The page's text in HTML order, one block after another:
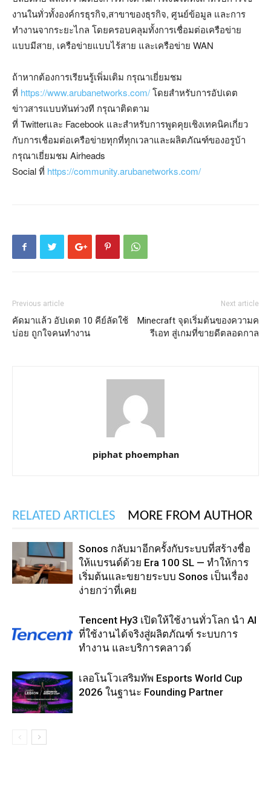
งานในทั่วทั้งองค์กรธุรกิจ,สาขาของธุรกิจ, ศูนย์ข้อมูล และการ
ทำงานจากระยะไกล โดยครอบคลุมทั้งการเชื่อมต่อเครือข่าย
แบบมีสาย, เครือข่ายแบบไร้สาย และเครือข่าย WAN
ถ้าหากต้องการเรียนรู้เพิ่มเติม กรุณาเยี่ยมชม
ที่ https://www.arubanetworks.com/โดยสำหรับการอัปเดต
ข่าวสารแบบทันท่วงที กรุณาติดตาม
ที่ Twitterและ Facebook และสำหรับการพูดคุยเชิงเทคนิคเกี่ยว
กับการเชื่อมต่อเครือข่ายทุกที่ทุกเวลาและผลิตภัณฑ์ของอรูบ้า
กรุณาเยี่ยมชม Airheads
Social ที่ https://community.arubanetworks.com/
Previous article
คัดมาแล้ว อัปเดต 10 คีย์ลัดใช้
บ่อย ถูกใจคนทำงาน
Next article
Minecraft จุดเริ่มต้นของความค
รีเอท สู่เกมที่ขายดีตลอดกาล
piphat phoemphan
RELATED ARTICLES MORE FROM AUTHOR
Sonos กลับมาอีกครั้งกับระบบที่สร้างชื่อ
ให้แบรนด์ด้วย Era 100 SL — ทำให้การ
เริ่มต้นและขยายระบบ Sonos เป็นเรื่อง
ง่ายกว่าที่เคย
Tencent Hy3 เปิดให้ใช้งานทั่วโลก นำ AI
ที่ใช้งานได้จริงสู่ผลิตภัณฑ์ ระบบการ
ทำงาน และบริการคลาวด์
เลอโนโวเสริมทัพ Esports World Cup
2026 ในฐานะ Founding Partner